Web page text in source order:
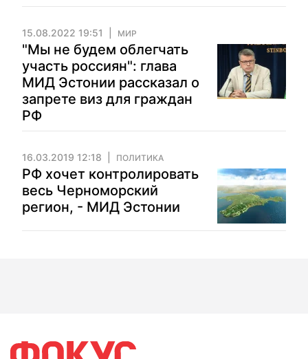
15.08.2022 19:51 МИР
"Мы не будем облегчать
участь россиян": глава
МИД Эстонии рассказал о
запрете виз для граждан
РФ
16.03.2019 12:18 ПОЛИТИКА
РФ хочет контролировать
весь Черноморский
регион, - МИД Эстонии